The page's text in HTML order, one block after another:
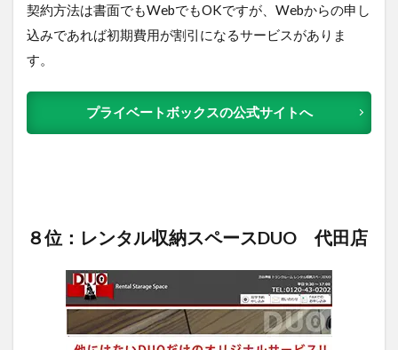
契約方法は書面でもWebでもOKですが、Webからの申し
込みであれば初期費用が割引になるサービスがありま
す。
プライベートボックスの公式サイトへ
８位：レンタル収納スペースDUO 代田店